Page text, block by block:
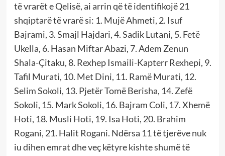
të vrarët e Qelisë, ai arrin që të identifikojë 21
shqiptarë të vrarë si: 1. Mujë Ahmeti, 2. Isuf
Bajrami, 3. Smajl Hajdari, 4. Sadik Lutani, 5. Fetë
Ukella, 6. Hasan Miftar Abazi, 7. Adem Zenun
Shala-Çitaku, 8. Rexhep Ismaili-Kapterr Rexhepi, 9.
Tafil Murati, 10. Met Dini, 11. Ramë Murati, 12.
Selim Sokoli, 13. Pjetër Tomë Berisha, 14. Zefë
Sokoli, 15. Mark Sokoli, 16. Bajram Coli, 17. Xhemë
Hoti, 18. Musli Hoti, 19. Isa Hoti, 20. Brahim
Rogani, 21. Halit Rogani. Ndërsa 11 të tjerëve nuk
iu dihen emrat dhe veç këtyre kishte shumë të